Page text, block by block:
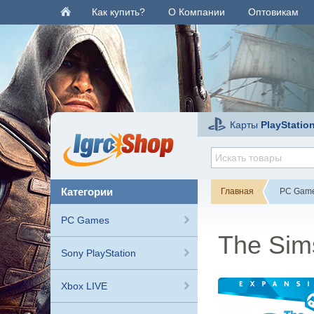
Как купить? О Компании Оптовикам
Карты
категории
PC Games
Sony PlayStation
Xbox LIVE
Главная PC
The